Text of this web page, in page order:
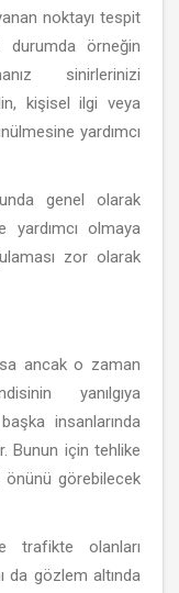
noktayı tespit
durumda örneğin
sinirlerinizi
kişisel ilgi veya
yardımcı
genel olarak
olmaya
zor olarak
ancak o zaman
yanılgıya
insanlarında
Bunun için tehlike
önünü görebilecek
trafikte olanları
da gözlem altında